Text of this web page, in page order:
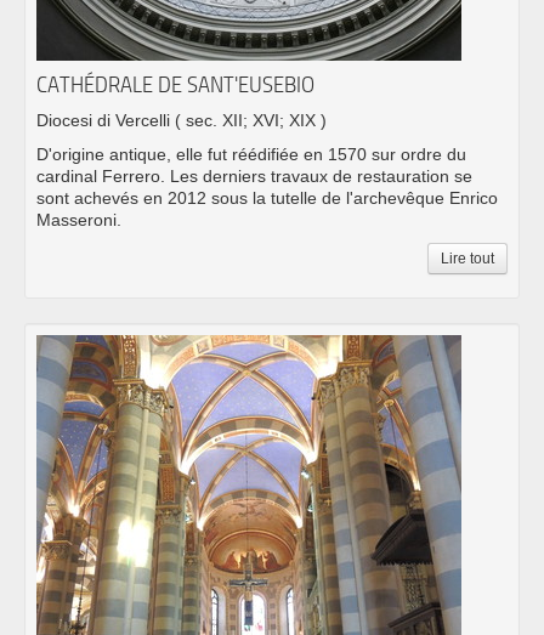
CATHÉDRALE DE SANT'EUSEBIO
Diocesi di Vercelli ( sec. XII; XVI; XIX )
D'origine antique, elle fut réédifiée en 1570 sur ordre du
cardinal Ferrero. Les derniers travaux de restauration se
sont achevés en 2012 sous la tutelle de l'archevêque Enrico
Masseroni.
Lire tout